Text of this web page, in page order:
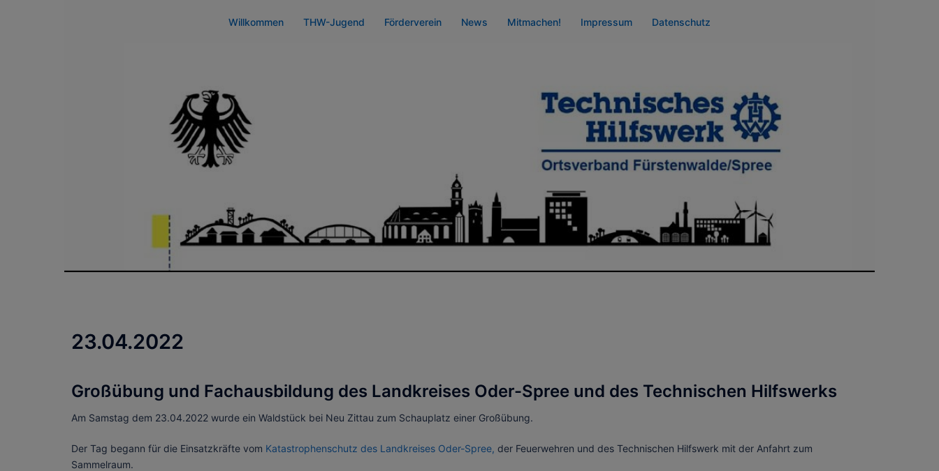
Willkommen THW-Jugend Förderverein News Mitmachen! Impressum Datenschutz
23.04.2022
Großübung und Fachausbildung des Landkreises Oder-Spree und des Technischen Hilfswerks
Am Samstag dem 23.04.2022 wurde ein Waldstück bei Neu Zittau zum Schauplatz einer Großübung.
Der Tag begann für die Einsatzkräfte vom Katastrophenschutz des Landkreises Oder-Spree, der Feuerwehren und des Technischen Hilfswerk mit der Anfahrt zum
Sammelraum.